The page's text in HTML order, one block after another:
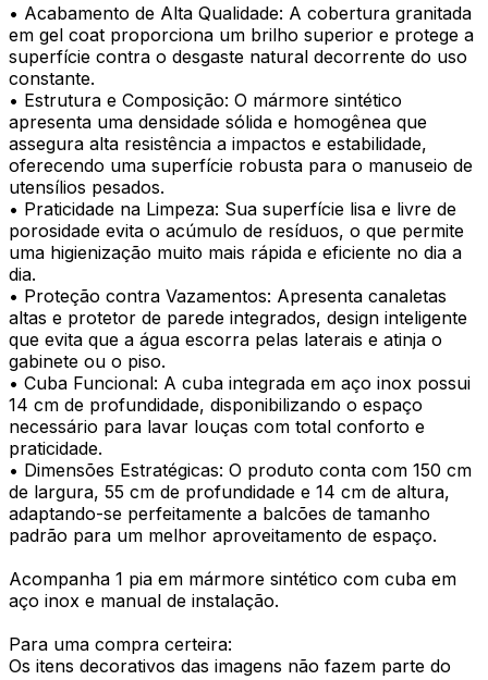
• Acabamento de Alta Qualidade: A cobertura granitada
em gel coat proporciona um brilho superior e protege a
superfície contra o desgaste natural decorrente do uso
constante.
• Estrutura e Composição: O mármore sintético
apresenta uma densidade sólida e homogênea que
assegura alta resistência a impactos e estabilidade,
oferecendo uma superfície robusta para o manuseio de
utensílios pesados.
• Praticidade na Limpeza: Sua superfície lisa e livre de
porosidade evita o acúmulo de resíduos, o que permite
uma higienização muito mais rápida e eficiente no dia a
dia.
• Proteção contra Vazamentos: Apresenta canaletas
altas e protetor de parede integrados, design inteligente
que evita que a água escorra pelas laterais e atinja o
gabinete ou o piso.
• Cuba Funcional: A cuba integrada em aço inox possui
14 cm de profundidade, disponibilizando o espaço
necessário para lavar louças com total conforto e
praticidade.
• Dimensões Estratégicas: O produto conta com 150 cm
de largura, 55 cm de profundidade e 14 cm de altura,
adaptando-se perfeitamente a balcões de tamanho
padrão para um melhor aproveitamento de espaço.
Acompanha 1 pia em mármore sintético com cuba em
aço inox e manual de instalação.
Para uma compra certeira:
Os itens decorativos das imagens não fazem parte do